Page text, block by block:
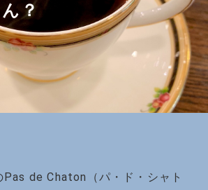
？
de Chaton（パ・ド・シャト